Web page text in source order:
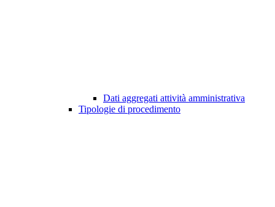
Dati aggregati attività amministrativa
Tipologie di procedimento